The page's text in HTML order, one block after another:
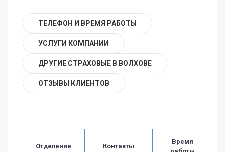
ТЕЛЕФОН И ВРЕМЯ РАБОТЫ
УСЛУГИ КОМПАНИИ
ДРУГИЕ СТРАХОВЫЕ В ВОЛХОВЕ
ОТЗЫВЫ КЛИЕНТОВ
Отделение Контакты
Время